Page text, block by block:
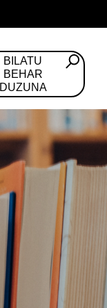
BILATU
BEHAR
DUZUNA